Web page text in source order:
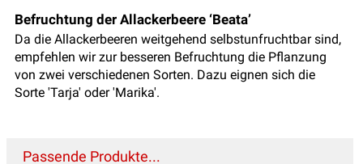
Befruchtung der Allackerbeere ‘Beata’
Da die Allackerbeeren weitgehend selbstunfruchtbar sind,
empfehlen wir zur besseren Befruchtung die Pflanzung
von zwei verschiedenen Sorten. Dazu eignen sich die
Sorte 'Tarja' oder 'Marika'.
Passende Produkte...